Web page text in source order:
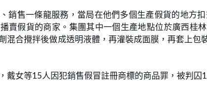
銷售一條龍服務，當局在他們多個生產假貨的地方
賣假貨的商家。集團其中一個生產地點位於廣西桂
混合攪拌後做成透明液體，再灌裝成面膜，再套上包
戴女等15人因犯銷售假冒註冊商標的商品罪，被判囚